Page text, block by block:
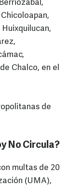
Chalco, en el
de
No Circula?
multas de 20
(UMA),